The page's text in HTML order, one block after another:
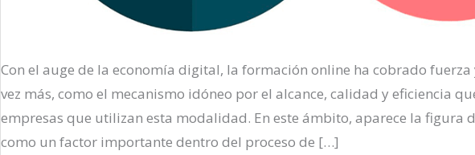
Con el auge de la economía digital, la formación online ha cobrado fuerza
vez más, como el mecanismo idóneo por el alcance, calidad y eficiencia
empresas que utilizan esta modalidad. En este ámbito, aparece la figura
como un factor importante dentro del proceso de […]